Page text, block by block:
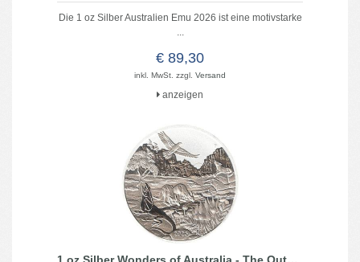
Die 1 oz Silber Australien Emu 2026 ist eine motivstarke
...
€ 89,30
anzeigen
inkl. MwSt. zzgl. Versand